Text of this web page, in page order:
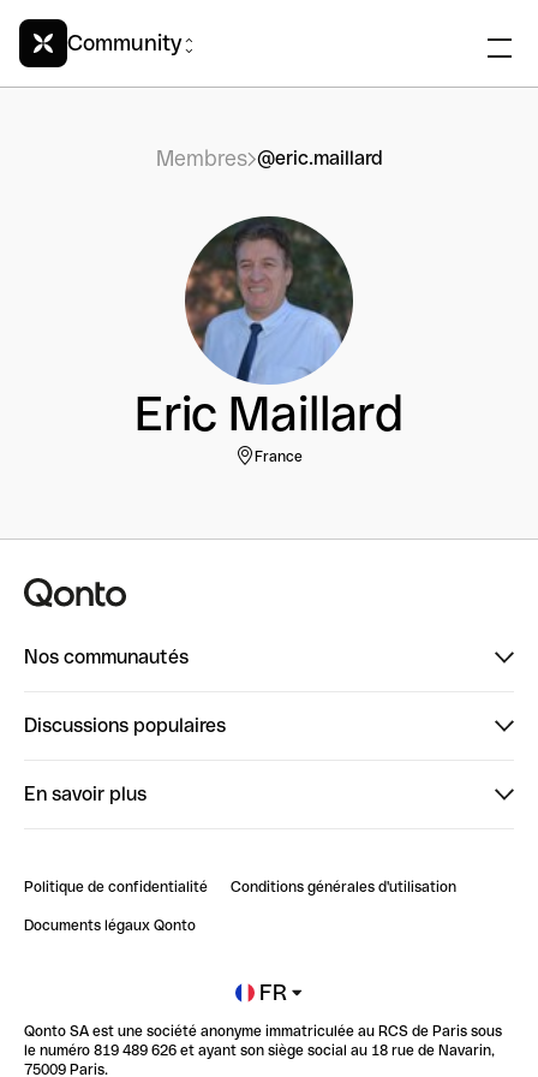
Community
Membres @eric.maillard
Eric Maillard
France
Nos communautés
ClubQonto
Discussions populaires
Impact de l'IA sur les carrières/productivité
En savoir plus
Blog
Newsroom
Glossaire finance
Politique de confidentialité Conditions générales d'utilisation
Documents légaux Qonto
FR
Qonto SA est une société anonyme immatriculée au RCS de Paris sous
le numéro 819 489 626 et ayant son siège social au 18 rue de Navarin,
75009 Paris.